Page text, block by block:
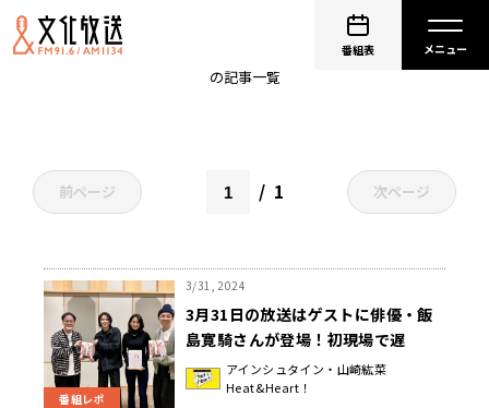
番組表
の記事一覧
前ページ 1 次ページ
番組レポ
3/31, 2024
3月31日の放送はゲストに俳優・飯
島寛騎さんが登場！初現場で遅
刻！？『アインシュタイン・山崎紘
菜 Heat&Heart!』
アインシュタイン・山崎紘菜
Heat&Heart！